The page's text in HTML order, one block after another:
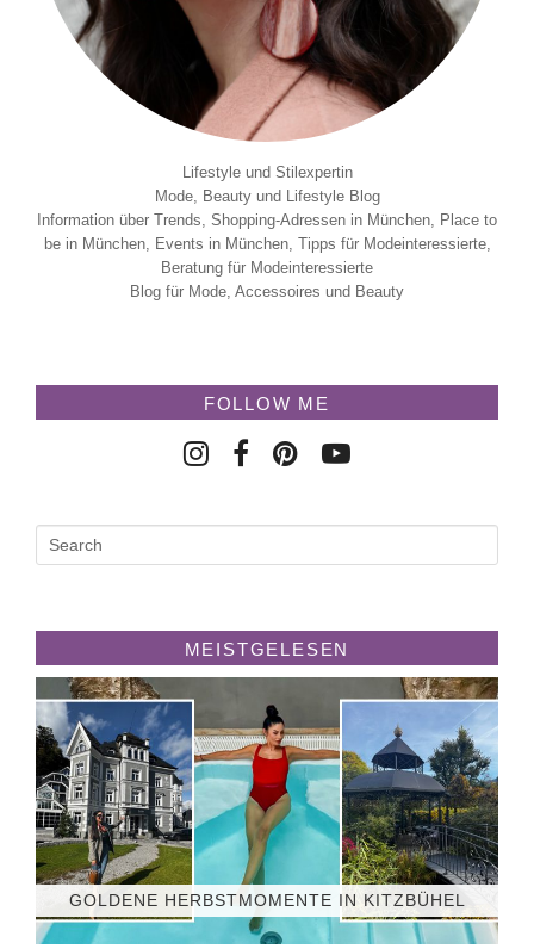
Lifestyle und Stilexpertin
Mode, Beauty und Lifestyle Blog
Information über Trends, Shopping-Adressen in München, Place to
be in München, Events in München, Tipps für Modeinteressierte,
Beratung für Modeinteressierte
Blog für Mode, Accessoires und Beauty
FOLLOW ME
MEISTGELESEN
GOLDENE HERBSTMOMENTE IN KITZBÜHEL